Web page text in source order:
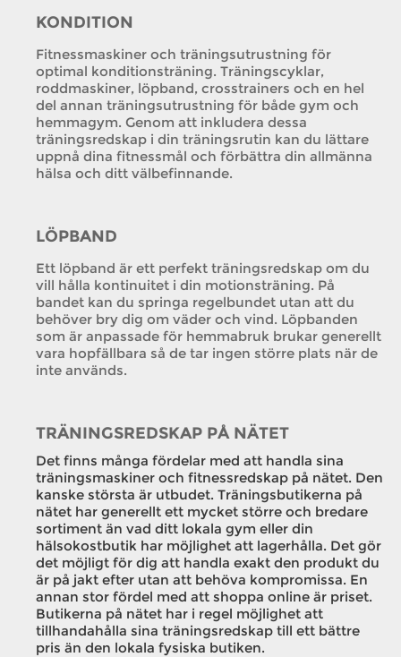
KONDITION
Fitnessmaskiner och träningsutrustning för
optimal konditionsträning. Träningscyklar,
roddmaskiner, löpband, crosstrainers och en hel
del annan träningsutrustning för både gym och
hemmagym. Genom att inkludera dessa
träningsredskap i din träningsrutin kan du lättare
uppnå dina fitnessmål och förbättra din allmänna
hälsa och ditt välbefinnande.
LÖPBAND
Ett löpband är ett perfekt träningsredskap om du
vill hålla kontinuitet i din motionsträning. På
bandet kan du springa regelbundet utan att du
behöver bry dig om väder och vind. Löpbanden
som är anpassade för hemmabruk brukar generellt
vara hopfällbara så de tar ingen större plats när de
inte används.
TRÄNINGSREDSKAP PÅ NÄTET
Det finns många fördelar med att handla sina
träningsmaskiner och fitnessredskap på nätet. Den
kanske största är utbudet. Träningsbutikerna på
nätet har generellt ett mycket större och bredare
sortiment än vad ditt lokala gym eller din
hälsokostbutik har möjlighet att lagerhålla. Det gör
det möjligt för dig att handla exakt den produkt du
är på jakt efter utan att behöva kompromissa. En
annan stor fördel med att shoppa online är priset.
Butikerna på nätet har i regel möjlighet att
tillhandahålla sina träningsredskap till ett bättre
pris än den lokala fysiska butiken.